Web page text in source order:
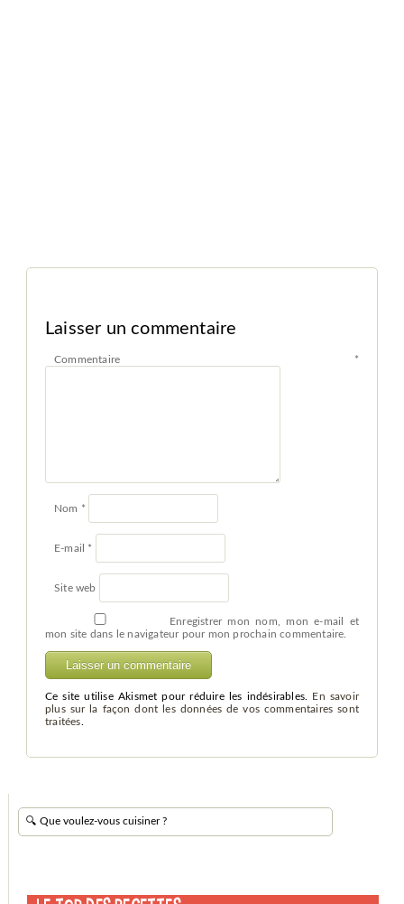
Laisser un commentaire
Commentaire *
Nom *
E-mail *
Site web
Enregistrer mon nom, mon e-mail et
mon site dans le navigateur pour mon prochain commentaire.
Ce site utilise Akismet pour réduire les indésirables.
En savoir
plus sur la façon dont les données de vos commentaires sont
traitées.